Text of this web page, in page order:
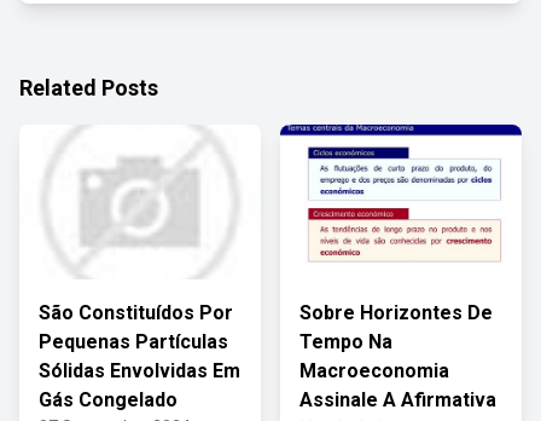
Related Posts
São Constituídos Por
Pequenas Partículas
Sólidas Envolvidas Em
Gás Congelado
Sobre Horizontes De
Tempo Na
Macroeconomia
Assinale A Afirmativa